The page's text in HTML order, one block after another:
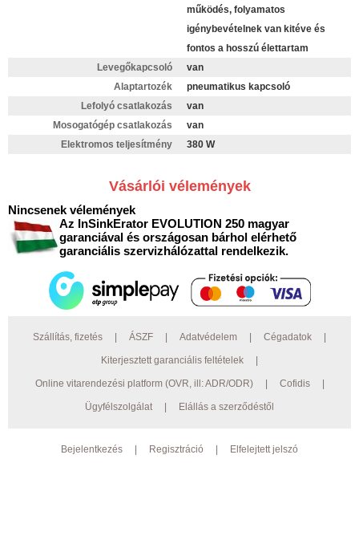
működés, folyamatos
igénybevételnek van kitéve és
fontos a hosszú élettartam
Levegőkapcsoló
van
Alaptartozék
pneumatikus kapcsoló
Lefolyó csatlakozás
van
Mosogatógép csatlakozás
van
Elektromos teljesítmény
380 W
Vásárlói vélemények
Nincsenek vélemények
Az InSinkErator EVOLUTION 250 magyar
garanciával és országosan bárhol elérhető
garanciális szervizhálózattal rendelkezik.
Szállítás, fizetés ÁSZF Adatvédelem Cégadatok
Kiterjesztett garanciális feltételek
Online vitarendezési platform (OVR, ill: ADR/ODR) Cofidis
Ügyfélszolgálat Elállás a szerződéstől
Bejelentkezés Regisztráció Elfelejtett jelszó